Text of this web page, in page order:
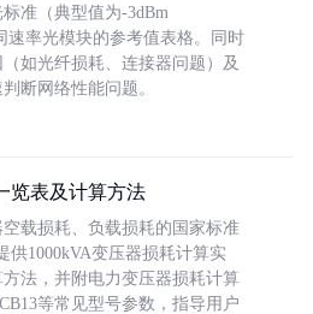
准（典型值为-3dBm
速率光模块的参考值表格。同时
如光纤损耗、连接器问题）及
断网络性能问题。
览表及计算方法
载损耗、负载损耗的国家标准
供1000kVA变压器损耗计算实
法，并附电力变压器损耗计算
等常见型号参数，指导用户